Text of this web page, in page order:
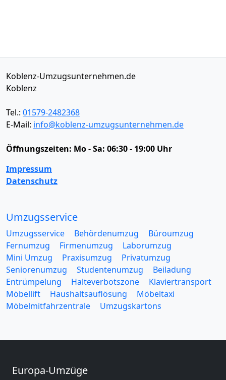
Koblenz-Umzugsunternehmen.de
Koblenz
Tel.: 01579-2482368
E-Mail: info@koblenz-umzugsunternehmen.de
Öffnungszeiten: Mo - Sa: 06:30 - 19:00 Uhr
Impressum
Datenschutz
Umzugsservice
Umzugsservice Behördenumzug
Büroumzug
Fernumzug
Firmenumzug
Laborumzug
Mini Umzug
Praxisumzug
Privatumzug
Seniorenumzug
Studentenumzug
Beiladung
Entrümpelung
Halteverbotszone
Klaviertransport
Möbellift
Haushaltsauflösung
Möbeltaxi
Möbelmitfahrzentrale
Umzugskartons
Europa-Umzüge